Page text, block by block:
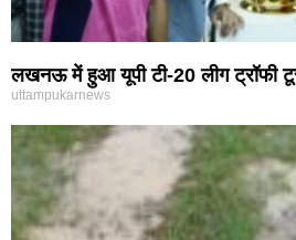
लखनऊ में हुआ यूपी टी-20 लीग ट्रॉफी
uttampukarnews